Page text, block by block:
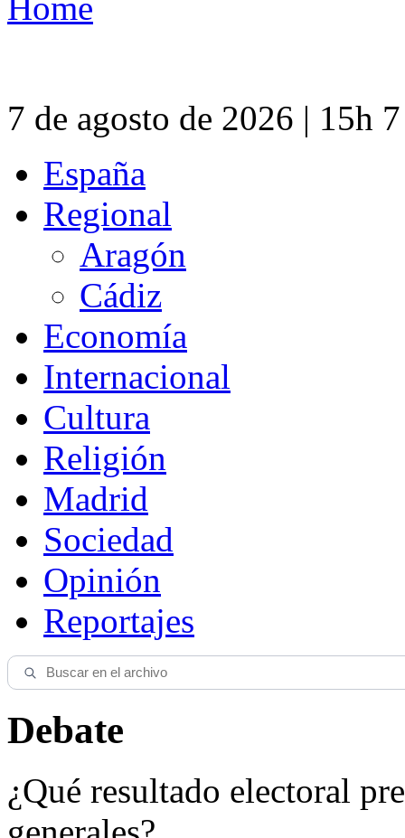
7 de agosto de 2026 | 15h
España
Regional
Aragón
Cádiz
Economía
Internacional
Cultura
Religión
Madrid
Sociedad
Opinión
Reportajes
Debate
¿Qué resultado electoral